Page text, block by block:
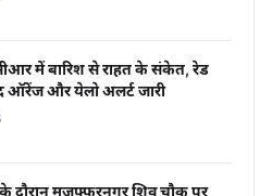
में बारिश से राहत के संकेत, रेड
ऑरेंज और येलो अलर्ट जारी
के दौरान मुजफ्फरनगर शिव चौक पर